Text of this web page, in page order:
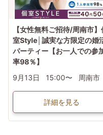
【女性無料ご招待/周南市】
室Style│誠実な方限定の婚
パーティー【お一人での参
率98％】
9月13日
15:00〜 周南市
詳細を見る